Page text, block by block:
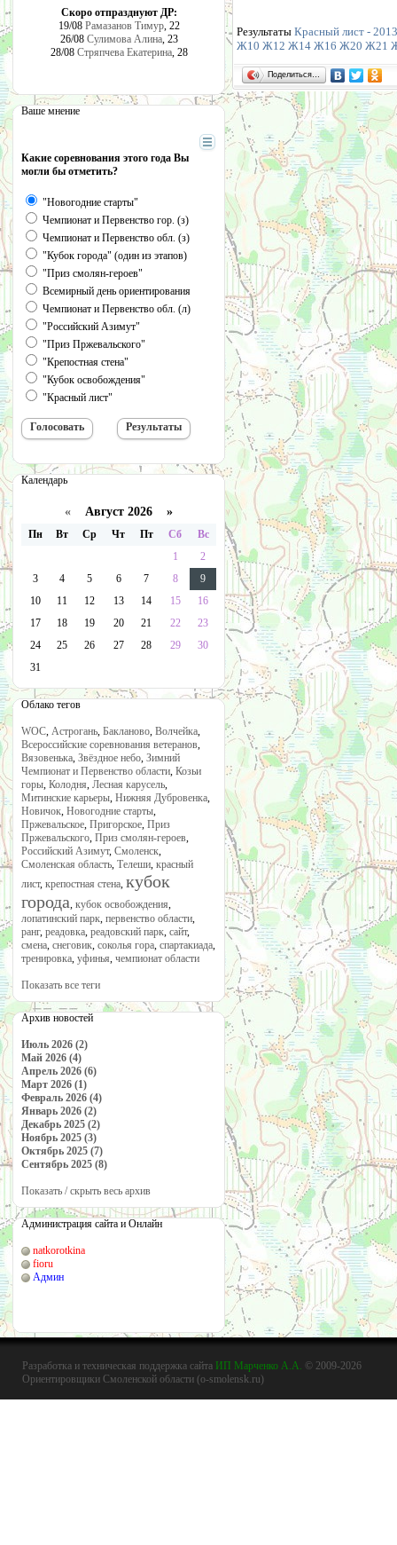
Скоро отпразднуют ДР:
19/08 Рамазанов Тимур, 22
26/08 Сулимова Алина, 23
28/08 Стряпчева Екатерина, 28
Ваше мнение
Какие соревнования этого года Вы
могли бы отметить?
"Новогодние старты"
Чемпионат и Первенство гор. (з)
Чемпионат и Первенство обл. (з)
"Кубок города" (один из этапов)
"Приз смолян-героев"
Всемирный день ориентирования
Чемпионат и Первенство обл. (л)
"Российский Азимут"
"Приз Пржевальского"
"Крепостная стена"
"Кубок освобождения"
"Красный лист"
Календарь
« Август 2026 »
Пн Вт Ср Чт Пт Сб
Вс
1
2
3
4 5 6 7 8
9
10
11 12 13 14 15
16
17
18 19 20 21 22
23
24
25 26 27 28 29
30
31
Облако тегов
WOC, Астрогань, Бакланово, Волчейка,
Всероссийские соревнования ветеранов,
Вязовенька, Звёздное небо, Зимний
Чемпионат и Первенство области, Козьи
горы, Колодня, Лесная карусель,
Митинские карьеры, Нижняя Дубровенка,
Новичок, Новогодние старты,
Пржевальское, Пригорское, Приз
Пржевальского, Приз смолян-героев,
Российский Азимут, Смоленск,
Смоленская область, Телеши, красный
лист, крепостная стена, кубок
города, кубок освобождения,
лопатинский парк, первенство области,
ранг, реадовка, реадовский парк, сайт,
смена, снеговик, соколья гора, спартакиада,
тренировка, уфинья, чемпионат области
Показать все теги
Архив новостей
Июль 2026 (2)
Май 2026 (4)
Апрель 2026 (6)
Март 2026 (1)
Февраль 2026 (4)
Январь 2026 (2)
Декабрь 2025 (2)
Ноябрь 2025 (3)
Октябрь 2025 (7)
Сентябрь 2025 (8)
Показать / скрыть весь архив
Администрация сайта и Онлайн
natkorotkina
fioru
Админ
Результаты Красный лист -
Ж10 Ж12 Ж14 Ж16 Ж20 Ж21
Поделиться…
Разработка и техническая поддержка сайта ИП Марченко А.А. © 2009-2026
Ориентировщики Смоленской области (o-smolensk.ru)